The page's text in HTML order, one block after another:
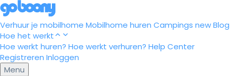
Verhuur je mobilhome Mobilhome huren Campings newBlog
Hoe het werkt
Hoe werkt huren? Hoe werkt verhuren? Help Center
Registreren Inloggen
Menu